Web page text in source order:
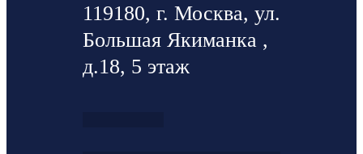
119180, г. Москва, ул.
Большая Якиманка ,
д.18, 5 этаж